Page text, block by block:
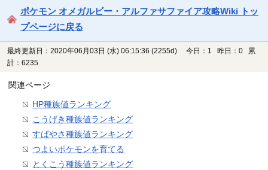
ポケモン オメガルビー・アルファサファイア攻略Wiki トッ
プページに戻る
最終更新日：2020年06月03日 (水) 06:15:36 (2255d)
今日：1 昨日：0 累
計：6235
関連ページ
HP種族値ランキング
こうげき種族値ランキング
すばやさ種族値ランキング
つよいポケモンを育てる
とくこう種族値ランキング